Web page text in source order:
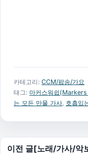
카테고리: CCM/팝송/가요
태그: 마커스워쉽
는 모든 만물 가사 호흡있
글 탐색
이전 글[노래/가사/악